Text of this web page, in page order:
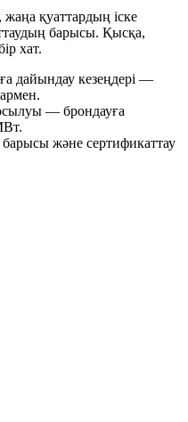
қуаттардың іске
барысы. Қысқа,
хат.
дайындау кезеңдері —
— брондауға
барысы және сертификаттау